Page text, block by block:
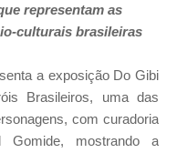
representam as
culturais brasileiras
a exposição Do Gibi
Brasileiros, uma das
com curadoria
Gomide, mostrando a